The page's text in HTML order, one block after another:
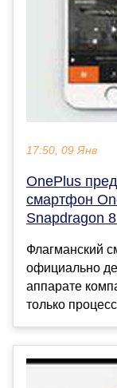
17:50, 09 Янв
OnePlus
смартфон
Snapdragon
Флагманский
официально
аппарате
только